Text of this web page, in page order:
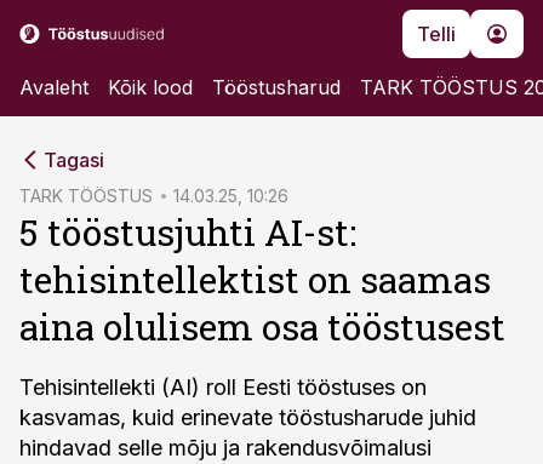
Telli
Avaleht Kõik lood Tööstusharud TARK TÖÖSTUS
Tagasi
TARK TÖÖSTUS 14.03.25, 10:26
5 tööstusjuhti AI-st:
tehisintellektist on saamas
aina olulisem osa tööstusest
Tehisintellekti (AI) roll Eesti tööstuses on
kasvamas, kuid erinevate tööstusharude juhid
hindavad selle mõju ja rakendusvõimalusi